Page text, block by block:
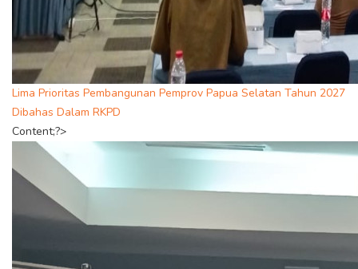
Lima Prioritas Pembangunan Pemprov Papua Selatan Tahun 2027
Dibahas Dalam RKPD
Content;?>